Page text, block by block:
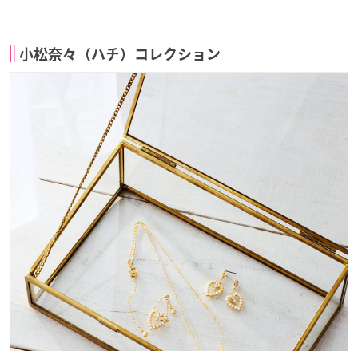
小松奈々（ハチ）コレクション